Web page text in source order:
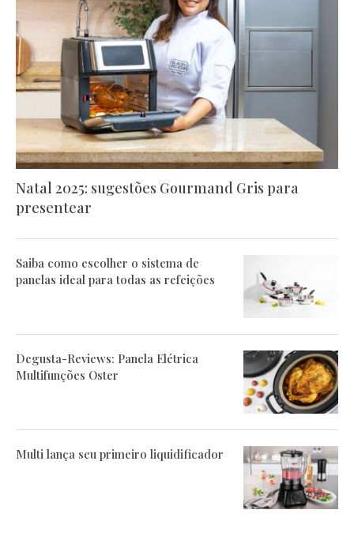
Natal 2025: sugestões Gourmand Gris para
presentear
Saiba como escolher o sistema de
panelas ideal para todas as refeições
Degusta-Reviews: Panela Elétrica
Multifunções Oster
Multi lança seu primeiro liquidificador